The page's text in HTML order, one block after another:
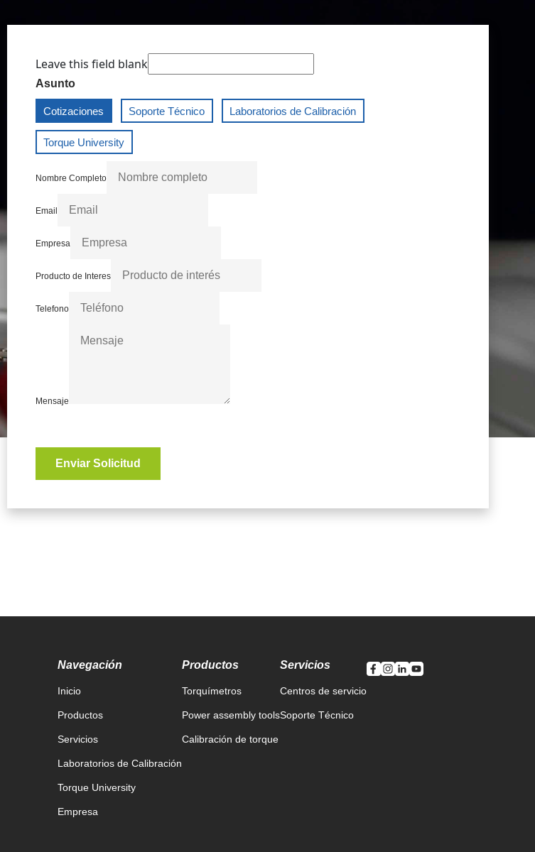
Leave this field blank
Asunto
Cotizaciones Soporte Técnico Laboratorios de Calibración
Torque University
Nombre Completo
Email
Empresa
Producto de Interes
Telefono
Mensaje
Enviar Solicitud
Navegación
Inicio
Productos
Servicios
Laboratorios de Calibración
Torque University
Empresa
Productos
Torquímetros
Power assembly tools
Calibración de torque
Servicios
Centros de servicio
Soporte Técnico